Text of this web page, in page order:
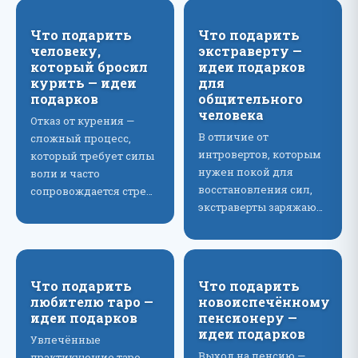
Что подарить
человеку,
который бросил
курить — идеи
подарков
Отказ от курения —
сложный процесс,
который требует силы
воли и часто
сопровождается стре…
Что подарить
экстраверту —
идеи подарков
для
общительного
человека
В отличие от
интровертов, которым
нужен покой для
восстановления сил,
экстраверты заряжаю…
Что подарить
любителю таро —
идеи подарков
Увлечённые
Что подарить
новоиспечённому
пенсионеру —
идеи подарков